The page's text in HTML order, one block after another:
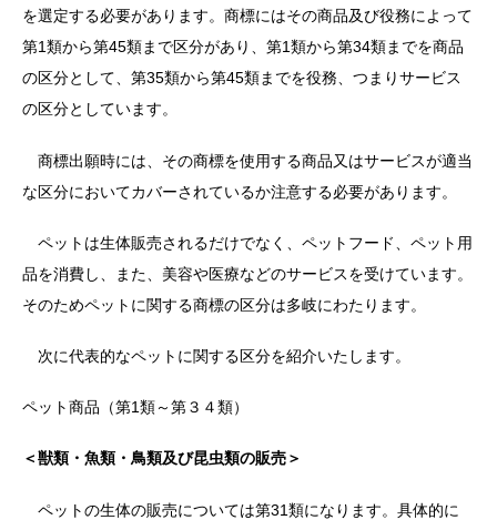
を選定する必要があります。商標にはその商品及び役務によって
第1類から第45類まで区分があり、第1類から第34類までを商品
の区分として、第35類から第45類までを役務、つまりサービス
の区分としています。
商標出願時には、その商標を使用する商品又はサービスが適当
な区分においてカバーされているか注意する必要があります。
ペットは生体販売されるだけでなく、ペットフード、ペット用
品を消費し、また、美容や医療などのサービスを受けています。
そのためペットに関する商標の区分は多岐にわたります。
次に代表的なペットに関する区分を紹介いたします。
ペット商品（第1類～第３４類）
＜獣類・魚類・鳥類及び昆虫類の販売＞
ペットの生体の販売については第31類になります。具体的に